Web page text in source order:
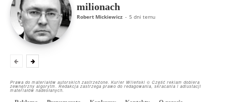
milionach
Robert Mickiewicz - 5 dni temu
Prawa do materiałów autorskich zastrzeżone. Kurier Wileński © Część reklam dobiera
zewnętrzny algorytm. Redakcja zastrzega prawo do redagowania, skracania i adiustacji
materiałów nadesłanych.